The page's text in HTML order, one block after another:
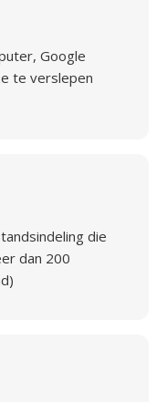
Google
te verslepen
die
dan 200